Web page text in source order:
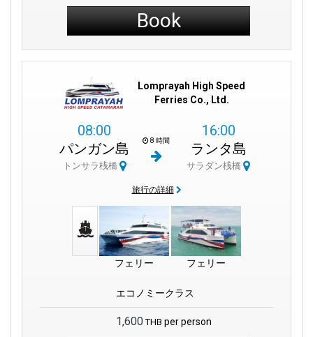
を加えてくれます。
サラダンからもう一つの選択肢はロック島です。これらの2つの
島は、海の冒険を求める人々にとって魅力的な目的地として浮
旅では、ロックナイ島とロックヤイ島という2つの島が現れ、ど
ちらも喧騒からの静かな隠れ家を提供します。
島の南部の訪問を強くお勧めします：
美しい風景、興味深い文
化的な場所、そして静けさを感じることができます。これは、
コランタ島のユニークさを見るための特別な視点を提供してく
れます。これらの経験は長くあなたの記憶に残るでしょう。
サラダンピアは、島と本土を結ぶ重要な
接続点として機能しています。到着と出発の場所として、この
ピアはコランタへの旅がスムーズで心配のないものであること
を保証します。
コランタ、タイの美しさ：コランタ、タイは自然の驚異、文化
からサラダン村の雰囲気まで、コランタ、タイはあなたの探検
Book
Lomprayah High Speed
Ferries Co., Ltd.
08:00
パンガン島
トンサラ桟橋
8 時間
16:00
ランタ島
サラダン桟橋
旅行の詳細
フェリー フェリー
エコノミークラス
1,600 THB per person